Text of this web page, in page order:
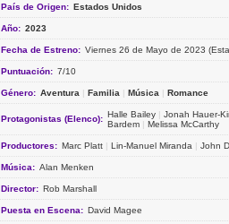
País de Origen: Estados Unidos
Año: 2023
Fecha de Estreno: Viernes 26 de Mayo de 2023
Puntuación: 7/10
Género: Aventura | Familia | Música | Romance
Protagonistas (Elenco): Halle Bailey | Jonah Hauer-
Bardem | Melissa McCarthy
Productores: Marc Platt | Lin-Manuel Miranda | John
Música: Alan Menken
Director: Rob Marshall
Puesta en Escena: David Magee